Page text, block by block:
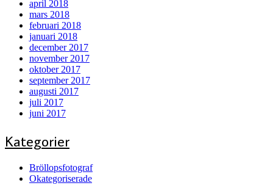
april 2018
mars 2018
februari 2018
januari 2018
december 2017
november 2017
oktober 2017
september 2017
augusti 2017
juli 2017
juni 2017
Kategorier
Bröllopsfotograf
Okategoriserade